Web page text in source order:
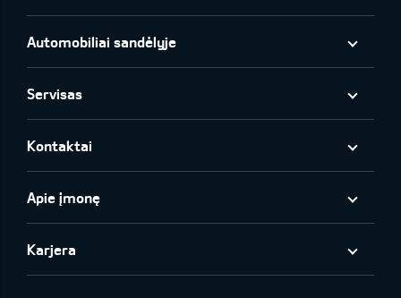
Automobiliai sandėlyje
Servisas
Kontaktai
Apie įmonę
Karjera